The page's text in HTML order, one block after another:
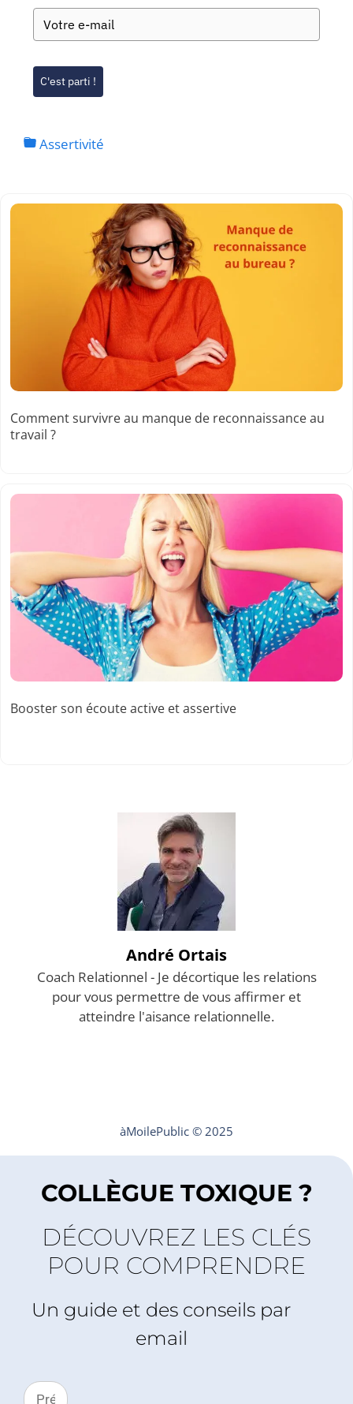
C'est parti !
Assertivité
Comment survivre au manque de reconnaissance au
travail ?
Booster son écoute active et assertive
André Ortais
Coach Relationnel - Je décortique les relations
pour vous permettre de vous affirmer et
atteindre l'aisance relationnelle.
àMoilePublic © 2025
COLLÈGUE TOXIQUE ?
DÉCOUVREZ LES CLÉS
POUR COMPRENDRE
Un guide et des conseils par
email